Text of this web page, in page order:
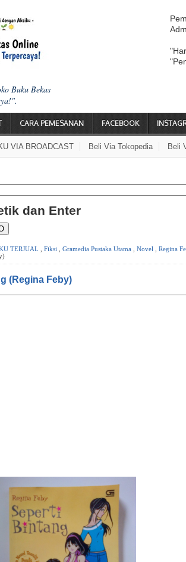
Buku Bekas
CARA PEMESANAN FACEBOOK
VIA BROADCAST Beli Via Tokopedia Beli
dan Enter
TERJUAL Fiksi Gramedia Pustaka Utama Novel Regina
(Regina Feby)